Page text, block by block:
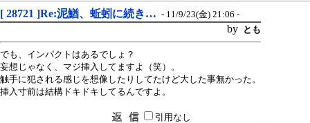
[ 28721 ]Re:泥鰌、蚯蚓に続き… - 11/9/23(金) 21:06 -
by とも
でも、インパクトはあるでしょ？
妄想じゃなく、マジ挿入してますよ（笑）。
触手に犯される感じを想像したりしてたけど大した事無かった。
挿入寸前は結構ドキドキしてるんですよ。
引用なし